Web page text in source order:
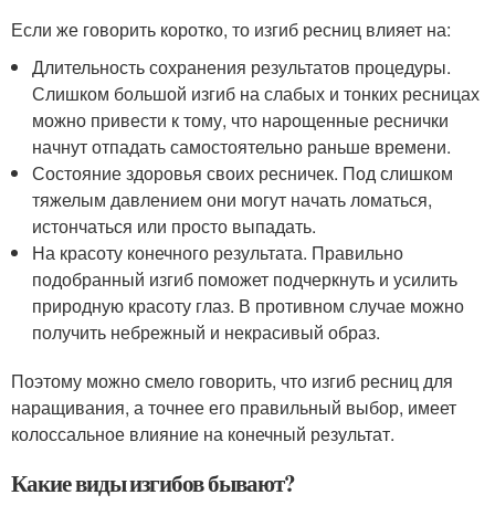
Если же говорить коротко, то изгиб ресниц влияет на:
Длительность сохранения результатов процедуры.
Слишком большой изгиб на слабых и тонких ресницах
можно привести к тому, что нарощенные реснички
начнут отпадать самостоятельно раньше времени.
Состояние здоровья своих ресничек. Под слишком
тяжелым давлением они могут начать ломаться,
истончаться или просто выпадать.
На красоту конечного результата. Правильно
подобранный изгиб поможет подчеркнуть и усилить
природную красоту глаз. В противном случае можно
получить небрежный и некрасивый образ.
Поэтому можно смело говорить, что изгиб ресниц для
наращивания, а точнее его правильный выбор, имеет
колоссальное влияние на конечный результат.
Какие виды изгибов бывают?